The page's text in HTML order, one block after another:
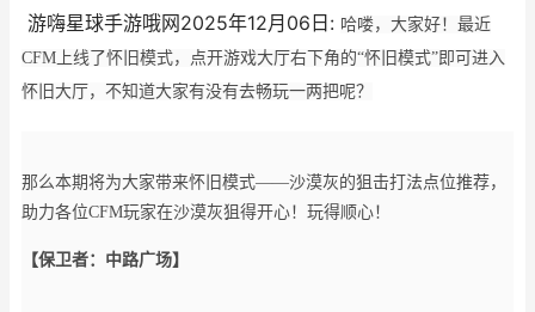
游嗨星球手游哦网2025年12月06日: 哈喽，大家好！最近
CFM上线了怀旧模式，点开游戏大厅右下角的“怀旧模式”即可进入
怀旧大厅，不知道大家有没有去畅玩一两把呢？
那么本期将为大家带来怀旧模式——沙漠灰的狙击打法点位推荐，
助力各位CFM玩家在沙漠灰狙得开心！玩得顺心！
【保卫者：中路广场】